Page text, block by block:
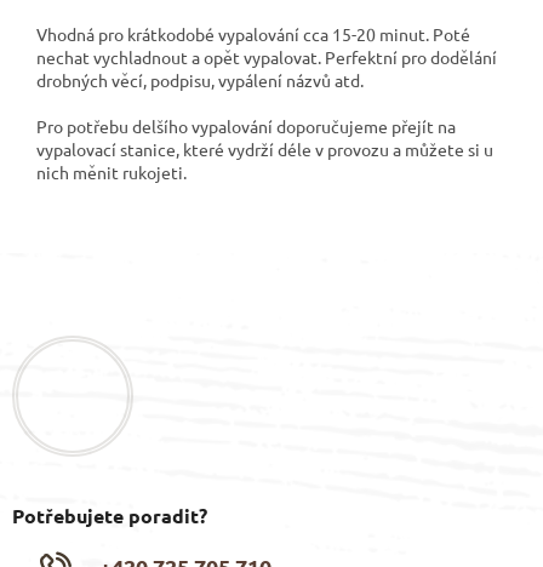
Vhodná pro krátkodobé vypalování cca 15-20 minut. Poté
nechat vychladnout a opět vypalovat. Perfektní pro dodělání
drobných věcí, podpisu, vypálení názvů atd.
Pro potřebu delšího vypalování doporučujeme přejít na
vypalovací stanice, které vydrží déle v provozu a můžete si u
nich měnit rukojeti.
Potřebujete poradit?